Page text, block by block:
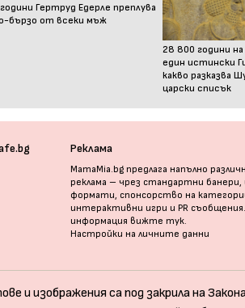
Гертруд Едерле преплува
бързо от всеки мъж
28 800 години
един истински
какво разказва
царски списък
Реклама
MamaMia.bg предлага напълно
реклама – чрез стандартни
формати, спонсорство на
интерактивни игри и PR
информация вижте тук.
Настройки на личните данни
и изображения са под закрила на